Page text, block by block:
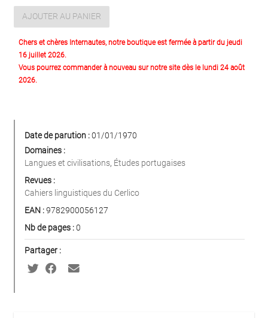
AJOUTER AU PANIER
Chers et chères Internautes, notre boutique est fermée à partir du jeudi
16 juillet 2026.
Vous pourrez commander à nouveau sur notre site dès le lundi 24 août
2026.
Date de parution :01/01/1970
Domaines :
Langues et civilisations, Études portugaises
Revues :
Cahiers linguistiques du Cerlico
EAN :9782900056127
Nb de pages :0
Partager :